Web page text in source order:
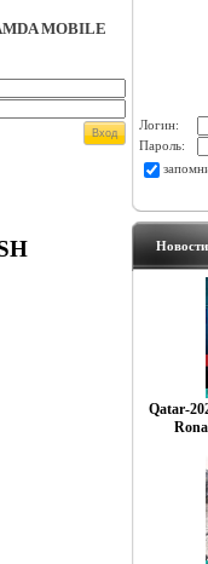
MOBILE
Логин:
Пароль:
Qatar-